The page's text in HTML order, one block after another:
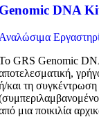
DNA
GRS Genomic
και τη
μια ποικιλία